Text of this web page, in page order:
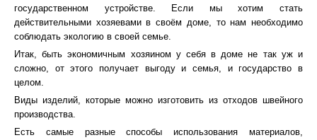
государственном устройстве. Если мы хотим стать
действительными хозяевами в своём доме, то нам необходимо
соблюдать экологию в своей семье.
Итак, быть экономичным хозяином у себя в доме не так уж и
сложно, от этого получает выгоду и семья, и государство в
целом.
Виды изделий, которые можно изготовить из отходов швейного
производства.
Есть самые разные способы использования материалов,